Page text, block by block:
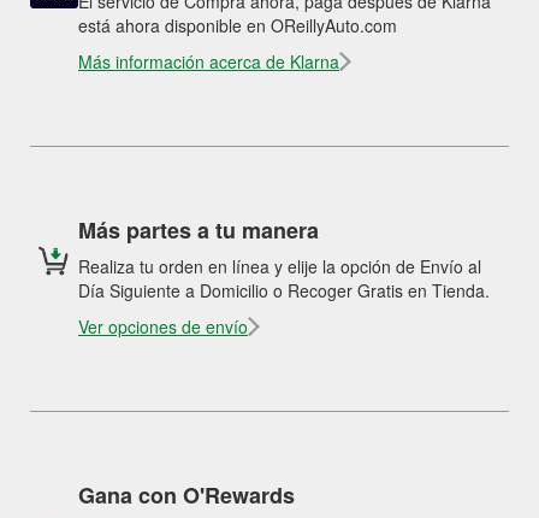
está ahora disponible en OReillyAuto.com
Más información acerca de Klarna
Más partes a tu manera
Realiza tu orden en línea y elije la opción de Envío al
Día Siguiente a Domicilio o Recoger Gratis en Tienda.
Ver opciones de envío
Gana con O'Rewards